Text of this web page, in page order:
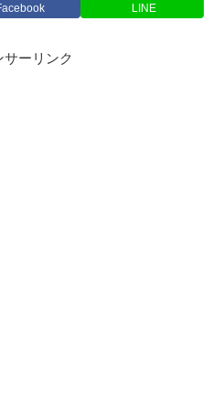
LINE
サーリンク